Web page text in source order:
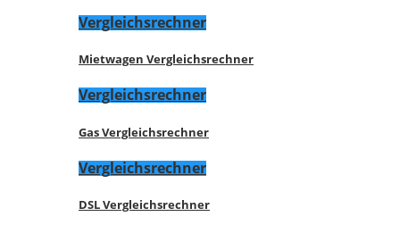
Vergleichsrechner
Mietwagen Vergleichsrechner
Vergleichsrechner
Gas Vergleichsrechner
Vergleichsrechner
DSL Vergleichsrechner